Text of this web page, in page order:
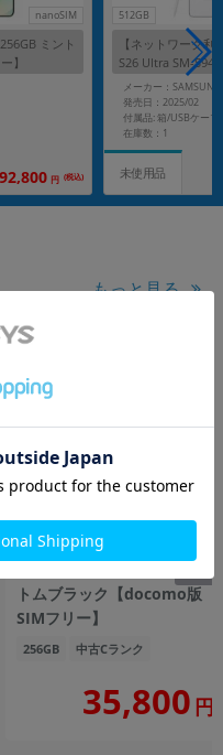
nanoSIM
ミント
】
92,800 円 (税込)
512GB
【ネットワーク
S26 Ultra SM-
【SoftBank版
メーカー：SAMSUNG
発売日：2025/02
在庫数：1
未使用品
もっと見る
トムブラック【docomo版
SIMフリー】
256GB 中古Cランク
35,800 円